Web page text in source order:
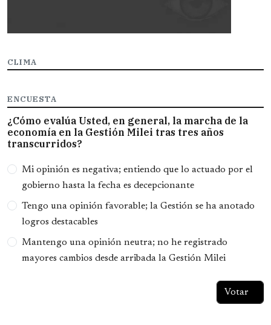
CLIMA
ENCUESTA
¿Cómo evalúa Usted, en general, la marcha de la
economía en la Gestión Milei tras tres años
transcurridos?
Opciones
Mi opinión es negativa; entiendo que lo actuado por el
gobierno hasta la fecha es decepcionante
Tengo una opinión favorable; la Gestión se ha anotado
logros destacables
Mantengo una opinión neutra; no he registrado
mayores cambios desde arribada la Gestión Milei